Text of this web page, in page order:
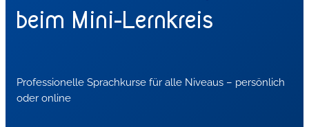
beim Mini-Lernkreis
Professionelle Sprachkurse für alle Niveaus – persönlich
oder online